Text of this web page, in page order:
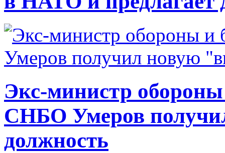
Экс-министр
СНБО Умеров
должность